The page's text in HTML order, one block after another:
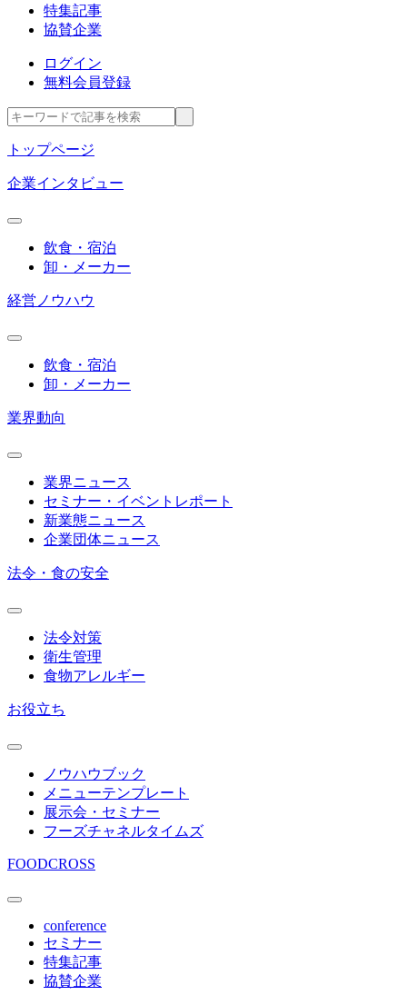
特集記事
協賛企業
ログイン
無料会員登録
トップページ
企業インタビュー
飲食・宿泊
卸・メーカー
経営ノウハウ
飲食・宿泊
卸・メーカー
業界動向
業界ニュース
セミナー・イベントレポート
新業態ニュース
企業団体ニュース
法令・食の安全
法令対策
衛生管理
食物アレルギー
お役立ち
ノウハウブック
メニューテンプレート
展示会・セミナー
フーズチャネルタイムズ
FOODCROSS
conference
セミナー
特集記事
協賛企業